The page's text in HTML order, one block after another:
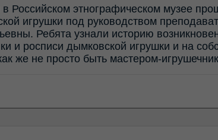
Российском этнографическом музее
игрушки под руководством
Ребята узнали историю
и росписи дымковской игрушки и на
же не просто быть мастером-